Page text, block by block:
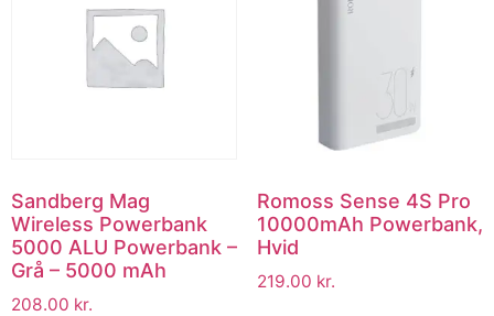
Sandberg Mag
Wireless Powerbank
5000 ALU Powerbank –
Grå – 5000 mAh
208.00 kr.
Romoss Sense 4S Pro
10000mAh Powerbank,
Hvid
219.00 kr.